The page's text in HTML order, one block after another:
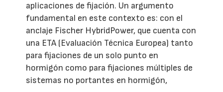
aplicaciones de fijación. Un argumento
fundamental en este contexto es: con el
anclaje Fischer HybridPower, que cuenta con
una ETA (Evaluación Técnica Europea) tanto
para fijaciones de un solo punto en
hormigón como para fijaciones múltiples de
sistemas no portantes en hormigón,